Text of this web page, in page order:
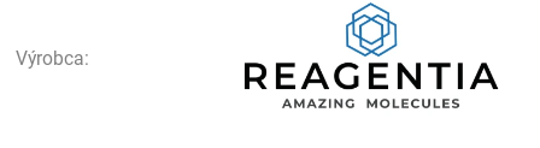
Výrobca: